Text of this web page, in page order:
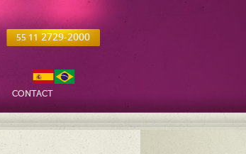
55 11 2729-2000
CONTACT